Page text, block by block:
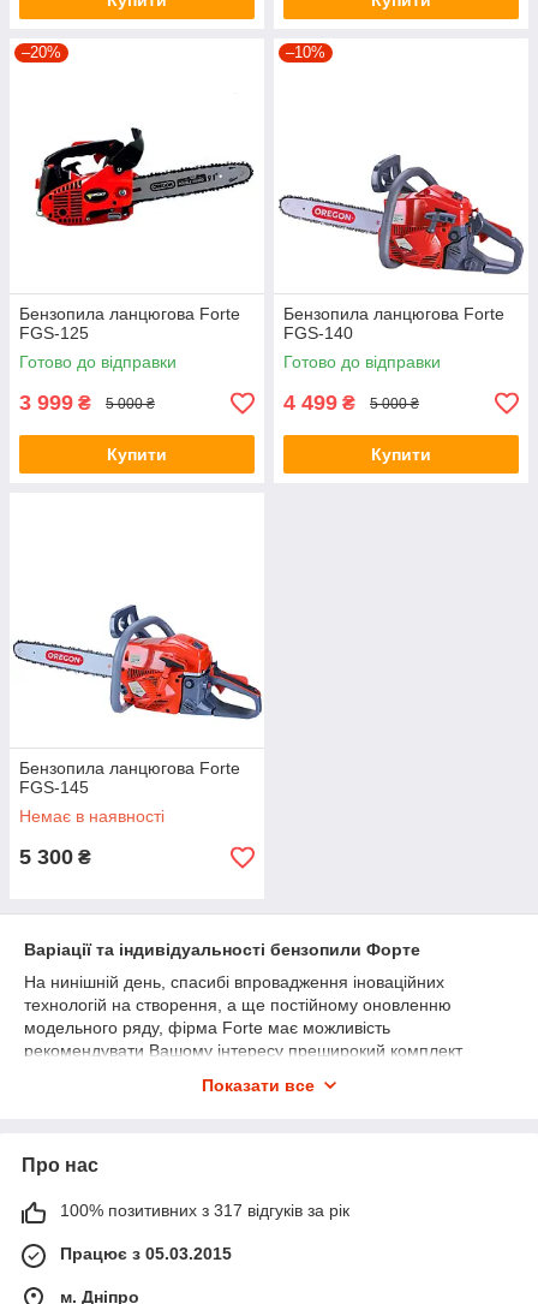
–20%
Бензопила ланцюгова Forte
FGS-125
Готово до відправки
3 999 ₴ 5 000 ₴
Купити
–10%
Бензопила ланцюгова Forte
FGS-140
Готово до відправки
4 499 ₴ 5 000 ₴
Купити
Бензопила ланцюгова Forte
FGS-145
Немає в наявності
5 300 ₴
Варіації та індивідуальності бензопили Форте
На нинішній день, спасибі впровадження іноваційних
технологій на створення, а ще постійному оновленню
модельного ряду, фірма Forte має можливість
рекомендувати Вашому інтересу преширокий комплект
рисами, щоб Ви зуміли обрати для себе більш придатний
домашнього застосування, однак і серією PRO, яка здатна
Така ножівка озброєна масивним движком 3,1 кВт, при розмірі
52 см3. Кількість обертів на холостому ходу досягає 3000
про/хв, а довжина покришки складає 45 див. Спасибі
настільки вражаючим тех. характеристиками, а ще
Показати все
Про нас
100% позитивних з 317 відгуків за рік
Працює з 05.03.2015
м. Дніпро